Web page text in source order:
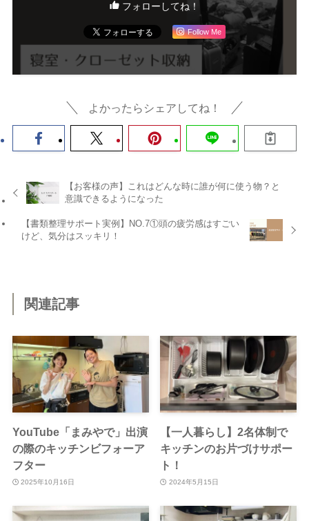
フォローしてね！
Follow Me
よかったらシェアしてね！
【お客様の声】これはどんな時に誰が何に使う物？と
意識できるようになった
【書類整理サポート実例】NO.7①頭の疲労感はすごい
けど、気分はスッキリ！
関連記事
YouTube「まみやで」出演
の際のキッチンビフォーア
フター
2025年10月16日
【一人暮らし】2名体制で
キッチンのお片づけサポー
ト！
2024年5月15日